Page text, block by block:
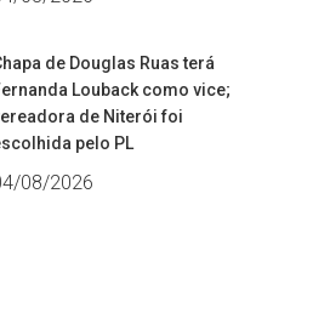
de Douglas Ruas terá
Louback como vice;
de Niterói foi
pelo PL
08/2026